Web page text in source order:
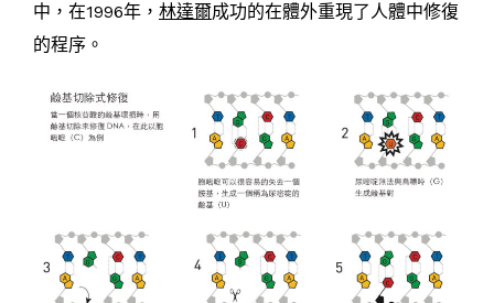
中，在1996年， 林達爾成功的在體外重現了人體中修復
的程序。